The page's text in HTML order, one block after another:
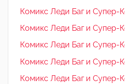
Комикс Леди Баг и Супер-
Комикс Леди Баг и Супер-
Комикс Леди Баг и Супер-
Комикс Леди Баг и Супер-
Комикс Леди Баг и Супер-